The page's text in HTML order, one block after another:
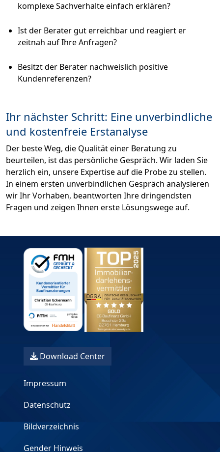
komplexe Sachverhalte einfach erklären?
Ist der Berater gut erreichbar und reagiert er
zeitnah auf Ihre Anfragen?
Besitzt der Berater nachweislich positive
Kundenreferenzen?
Ihr nächster Schritt: Eine unverbindliche
und kostenfreie Erstanalyse
Der beste Weg, die Qualität einer Beratung zu
beurteilen, ist das persönliche Gespräch. Wir laden Sie
herzlich ein, unsere Expertise auf die Probe zu stellen.
In einem ersten unverbindlichen Gespräch analysieren
wir Ihr Vorhaben, beantworten Ihre dringendsten
Fragen und zeigen Ihnen erste Lösungswege auf.
Download Center
Impressum
Datenschutz
Bildverzeichnis
Gender Hinweis